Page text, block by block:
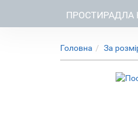
ПРОСТИРАДЛА
Головна За